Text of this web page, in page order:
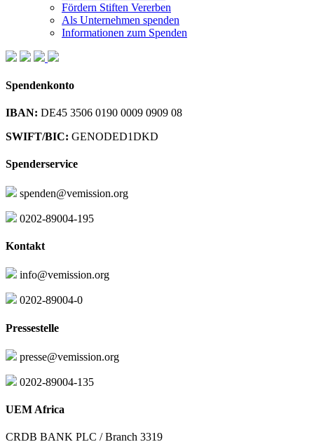
Fördern Stiften Vererben
Als Unternehmen spenden
Informationen zum Spenden
Spendenkonto
IBAN: DE45 3506 0190 0009 0909 08
SWIFT/BIC: GENODED1DKD
Spenderservice
spenden@vemission.org
0202-89004-195
Kontakt
info@vemission.org
0202-89004-0
Pressestelle
presse@vemission.org
0202-89004-135
UEM Africa
CRDB BANK PLC / Branch 3319